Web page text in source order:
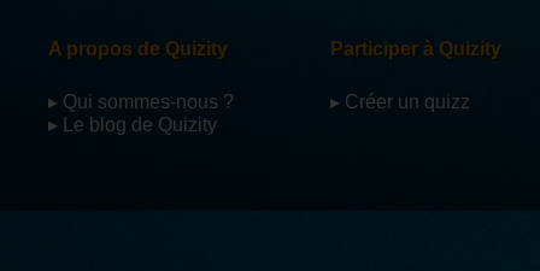
A propos de Quizity
▸ Qui sommes-nous ?
▸ Le blog de Quizity
Participer à Quizity
▸ Créer un quizz